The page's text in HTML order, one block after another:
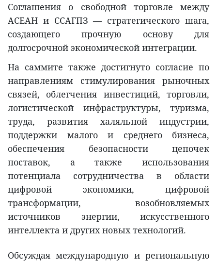
Соглашения о свободной торговле между
АСЕАН и ССАГПЗ — стратегического шага,
создающего прочную основу для
долгосрочной экономической интеграции.
На саммите также достигнуто согласие по
направлениям стимулирования рыночных
связей, облегчения инвестиций, торговли,
логистической инфраструктуры, туризма,
труда, развития халяльной индустрии,
поддержки малого и среднего бизнеса,
обеспечения безопасности цепочек
поставок, а также использования
потенциала сотрудничества в области
цифровой экономики, цифровой
трансформации, возобновляемых
источников энергии, искусственного
интеллекта и других новых технологий.
Обсуждая международную и региональную